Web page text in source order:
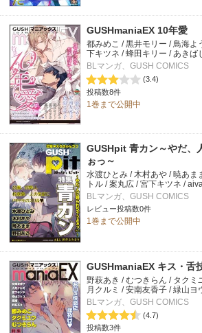
GUSHmaniaEX 10年愛
都みめこ / 黒井モリー / 鳥海よ
下キツネ / 蜂田キリー / あきば
BLマンガ、GUSH COMICS
(3.4)
投稿数8件
1巻まで公開中
GUSHpit 青カン～やだ、
ぉっ～
水渡ひとみ / 木村あや / 暁あま
トル / 案丸広 / 宮下キツネ /
BLマンガ、GUSH COMICS
レビュー投稿数0件
1巻まで公開中
GUSHmaniaEX キス・舌
野萩あき / むつきらん / タクミ
月クルミ / 安南友香子 / 緑山ヨ
BLマンガ、GUSH COMICS
(4.7)
投稿数3件